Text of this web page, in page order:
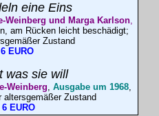
eine Eins
Weinberg und Marga Karlson,
am Rücken leicht beschädigt;
Zustand
EURO
was sie will
Weinberg, Ausgabe um 1968,
altersgemäßer Zustand
EURO